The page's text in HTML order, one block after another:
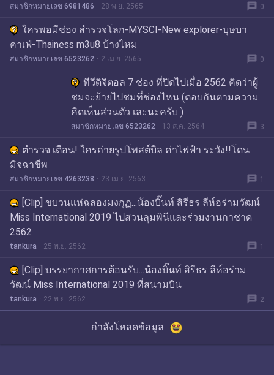
สมาชิกหมายเลข 6981486 28 พ.ย. 2565 message 0
ใครพอมีช่อง สำรวจโลก-MYSCI-New explorer-บุษบา
คาเฟ่-Thainess m3u8 บ้างไหม
สมาชิกหมายเลข 6523262 2 เม.ย. 2565 message 0
ทีวีดิจิตอล 7 ช่อง ที่ปิดไปเมื่อ 2562 คิดว่าผู้
ชมจะย้ายไปชมที่ช่องไหน (ตอบกันตามความ
คิดเห็นส่วนตัว เละนะครับ )
สมาชิกหมายเลข 6523262 13 ส.ค. 2564 message 3
ตำรวจ เตือน! ใครถ่ายรูปโพสต์บิล ค่าไฟฟ้า ระวัง!!โดน
มิจฉาชีพ
สมาชิกหมายเลข 4263238 23 เม.ย. 2563 message 1
[Clip] ขบวนแห่ฉลองมงกุฏ...น้องบิ๊นท์ สิรีธร ลีห์อร่ามวัฒน์
Miss International 2019 ไปสวนลุมพินีและร่วมงานกาชาด
2562
tankura 25 พ.ย. 2562 message 1
[Clip] บรรยากาศการต้อนรับ...น้องบิ๊นท์ สิรีธร ลีห์อร่าม
วัฒน์ Miss International 2019 ที่สนามบิน
tankura 22 พ.ย. 2562 message 2
กำลังโหลดข้อมูล